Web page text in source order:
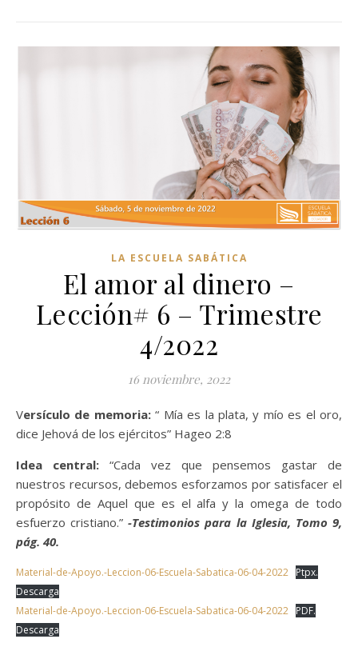
LA ESCUELA SABÁTICA
El amor al dinero –
Lección# 6 – Trimestre
4/2022
16 noviembre, 2022
Versículo de memoria:“ Mía es la plata, y mío es el oro,
dice Jehová de los ejércitos” Hageo 2:8
Idea central: “Cada vez que pensemos gastar de
nuestros recursos, debemos esforzamos por satisfacer el
propósito de Aquel que es el alfa y la omega de todo
esfuerzo cristiano.”-Testimonios para la Iglesia, Tomo 9,
pág. 40.
Material-de-Apoyo.-Leccion-06-Escuela-Sabatica-06-04-2022 Ptpx.
Descarga
Material-de-Apoyo.-Leccion-06-Escuela-Sabatica-06-04-2022 PDF.
Descarga